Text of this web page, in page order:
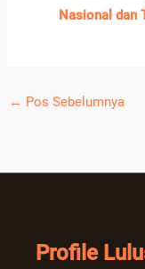
Nasional dan
← Pos Sebelumnya
Profile